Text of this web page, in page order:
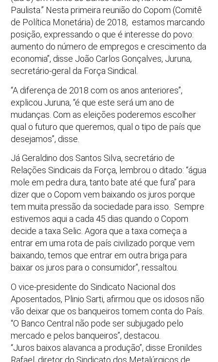
Paulista.” Nesta primeira reunião do Copom (Comitê
de Política Monetária) de 2018, estamos marcando
posição, expressando o que é interesse do povo:
aumento do número de empregos e crescimento da
economia”, disse João Carlos Gonçalves, Juruna,
secretário-geral da Força Sindical.
“A diferença de 2018 com os anos anteriores”,
explicou Juruna, “é que este será um ano de
mudanças. Com as eleições poderemos escolher
qual o futuro que queremos, qual o tipo de país que
desejamos”, disse.
Já Geraldino dos Santos Silva, secretário de
Relações Sindicais da Força, lembrou o ditado: “água
mole em pedra dura, tanto bate até que fura” para
dizer que o Copom vem baixando os juros porque
tem muita pressão da sociedade para isso. Sempre
estivemos aqui a cada 45 dias quando o Copom
decide a taxa Selic. Agora que a taxa começa a
entrar em uma rota de país civilizado porque vem
baixando, temos que entrar em outra briga para
baixar os juros para o consumidor”, ressaltou.
O vice-presidente do Sindicato Nacional dos
Aposentados, Plinio Sarti, afirmou que os idosos não
vão deixar que os banqueiros tomem conta do País.
“O Banco Central não pode ser subjugado pelo
mercado e pelos banqueiros”, destacou.
“Juros baixos alavanca a produção”, disse Eronildes
Rafael, diretor do Sindicato dos Metalúrgicos de